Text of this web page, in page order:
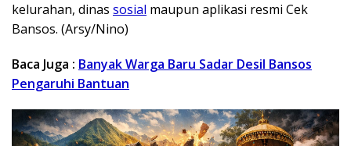
kelurahan, dinas sosial maupun aplikasi resmi Cek
Bansos. (Arsy/Nino)
Baca Juga : Banyak Warga Baru Sadar Desil Bansos
Pengaruhi Bantuan